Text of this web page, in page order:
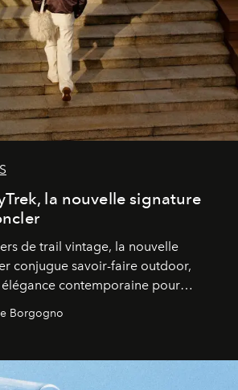
la nouvelle signature
de trail vintage, la nouvelle
conjugue savoir-faire outdoor,
contemporaine pour
Borgogno